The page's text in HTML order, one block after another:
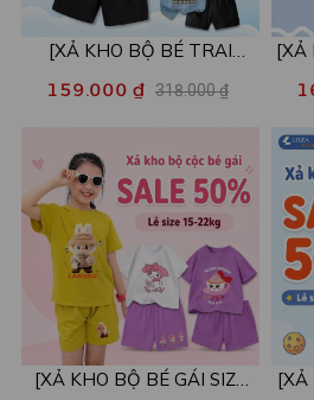
[XẢ KHO BỘ BÉ TRAI
SIZE120] Bộ đồ cho bé trai
nhiều mẫu - Quần áo bé trai
XB003
159.000 ₫ 318.000 ₫
[XẢ
lỗ
bé
[XẢ KHO BỘ BÉ GÁI SIZE
[XẢ